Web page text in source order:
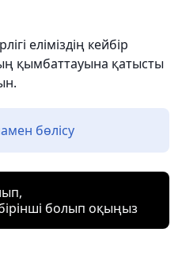
еліміздің кейбір
қымбаттауына қатысты
бөлісу
болып оқыңыз